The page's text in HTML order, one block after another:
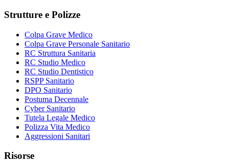
Strutture e Polizze
Colpa Grave Medico
Colpa Grave Personale Sanitario
RC Struttura Sanitaria
RC Studio Medico
RC Studio Dentistico
RSPP Sanitario
DPO Sanitario
Postuma Decennale
Cyber Sanitario
Tutela Legale Medico
Polizza Vita Medico
Aggressioni Sanitari
Risorse